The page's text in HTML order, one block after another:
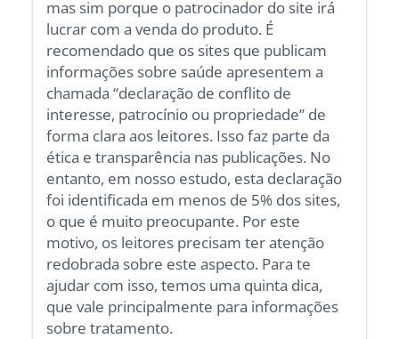
mas sim porque o patrocinador do site irá
lucrar com a venda do produto. É
recomendado que os sites que publicam
informações sobre saúde apresentem a
chamada “declaração de conflito de
interesse, patrocínio ou propriedade” de
forma clara aos leitores. Isso faz parte da
ética e transparência nas publicações. No
entanto, em nosso estudo, esta declaração
foi identificada em menos de 5% dos sites,
o que é muito preocupante. Por este
motivo, os leitores precisam ter atenção
redobrada sobre este aspecto. Para te
ajudar com isso, temos uma quinta dica,
que vale principalmente para informações
sobre tratamento.